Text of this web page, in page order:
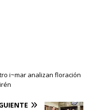
i~mar analizan floración